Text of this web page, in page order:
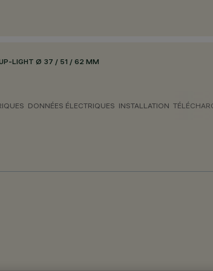
LIGHT Ø 37 / 51 / 62 MM
DONNÉES ÉLECTRIQUES INSTALLATION